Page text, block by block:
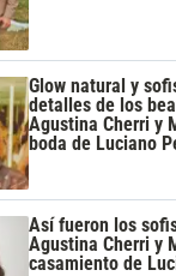
Glow natural y
detalles de los
Agustina Cherri y
boda de Luciano
Así fueron los
Agustina Cherri y
casamiento de